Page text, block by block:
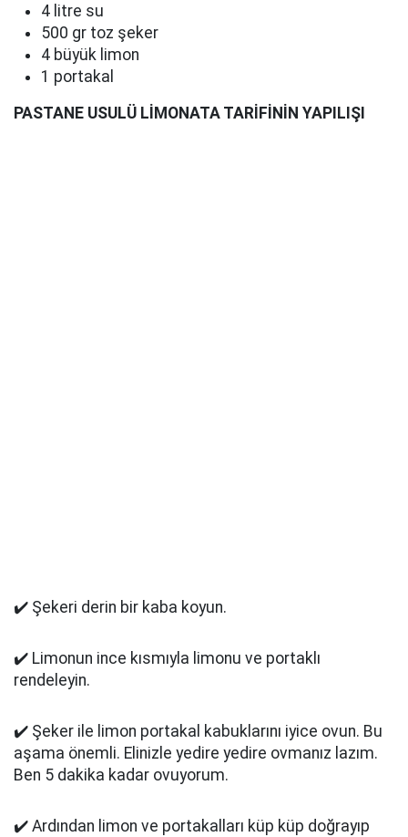
4 litre su
500 gr toz şeker
4 büyük limon
1 portakal
PASTANE USULÜ LİMONATA TARİFİNİN YAPILIŞI
✔️ Şekeri derin bir kaba koyun.
✔️ Limonun ince kısmıyla limonu ve portaklı
rendeleyin.
✔️ Şeker ile limon portakal kabuklarını iyice ovun. Bu
aşama önemli. Elinizle yedire yedire ovmanız lazım.
Ben 5 dakika kadar ovuyorum.
✔️ Ardından limon ve portakalları küp küp doğrayıp